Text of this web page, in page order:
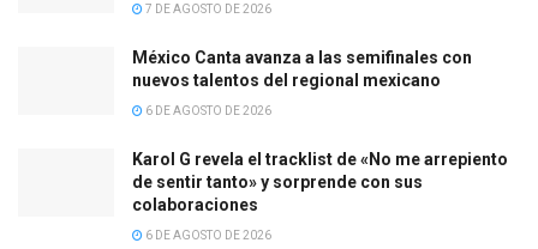
7 DE AGOSTO DE 2026
México Canta avanza a las semifinales con
nuevos talentos del regional mexicano
6 DE AGOSTO DE 2026
Karol G revela el tracklist de «No me arrepiento
de sentir tanto» y sorprende con sus
colaboraciones
6 DE AGOSTO DE 2026